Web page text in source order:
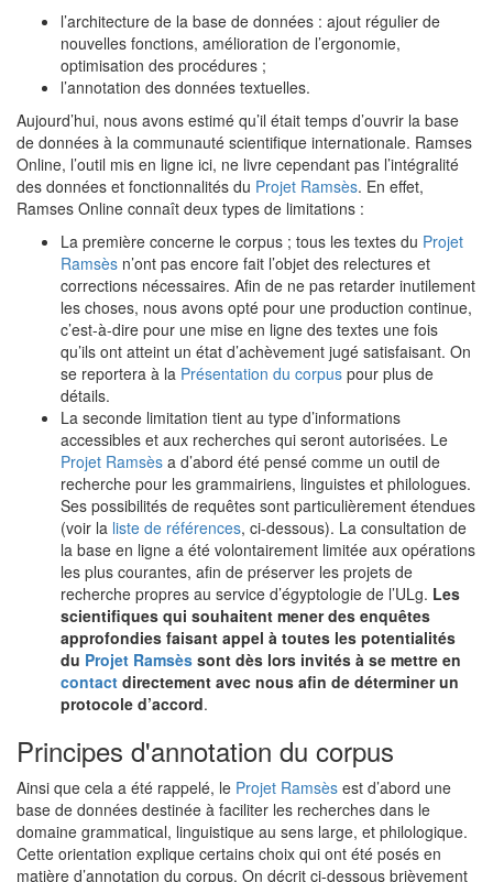
l’architecture de la base de données : ajout régulier de
nouvelles fonctions, amélioration de l’ergonomie,
optimisation des procédures ;
l’annotation des données textuelles.
Aujourd’hui, nous avons estimé qu’il était temps d’ouvrir la base
de données à la communauté scientifique internationale. Ramses
Online, l’outil mis en ligne ici, ne livre cependant pas l’intégralité
des données et fonctionnalités du Projet Ramsès. En effet,
Ramses Online connaît deux types de limitations :
La première concerne le corpus ; tous les textes du Projet
Ramsès n’ont pas encore fait l’objet des relectures et
corrections nécessaires. Afin de ne pas retarder inutilement
les choses, nous avons opté pour une production continue,
c’est-à-dire pour une mise en ligne des textes une fois
qu’ils ont atteint un état d’achèvement jugé satisfaisant. On
se reportera à la Présentation du corpus pour plus de
détails.
La seconde limitation tient au type d’informations
accessibles et aux recherches qui seront autorisées. Le
Projet Ramsès a d’abord été pensé comme un outil de
recherche pour les grammairiens, linguistes et philologues.
Ses possibilités de requêtes sont particulièrement étendues
(voir la liste de références, ci-dessous). La consultation de
la base en ligne a été volontairement limitée aux opérations
les plus courantes, afin de préserver les projets de
recherche propres au service d’égyptologie de l’ULg. Les
scientifiques qui souhaitent mener des enquêtes
approfondies faisant appel à toutes les potentialités
du Projet Ramsès sont dès lors invités à se mettre en
contact directement avec nous afin de déterminer un
protocole d’accord.
Principes d'annotation du corpus
Ainsi que cela a été rappelé, le Projet Ramsès est d’abord une
base de données destinée à faciliter les recherches dans le
domaine grammatical, linguistique au sens large, et philologique.
Cette orientation explique certains choix qui ont été posés en
matière d’annotation du corpus. On décrit ci-dessous brièvement